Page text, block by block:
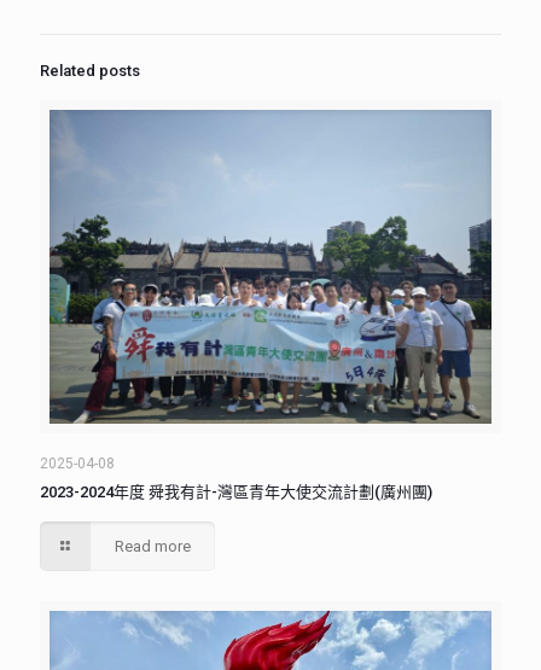
Related posts
2025-04-08
2023-2024年度 舜我有計-灣區青年大使交流計劃(廣州團)
Read more